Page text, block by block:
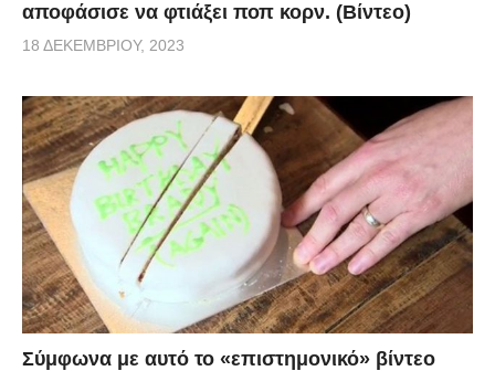
αποφάσισε να φτιάξει ποπ κορν. (Βίντεο)
18 ΔΕΚΕΜΒΡΊΟΥ, 2023
Σύμφωνα με αυτό το «επιστημονικό» βίντεο